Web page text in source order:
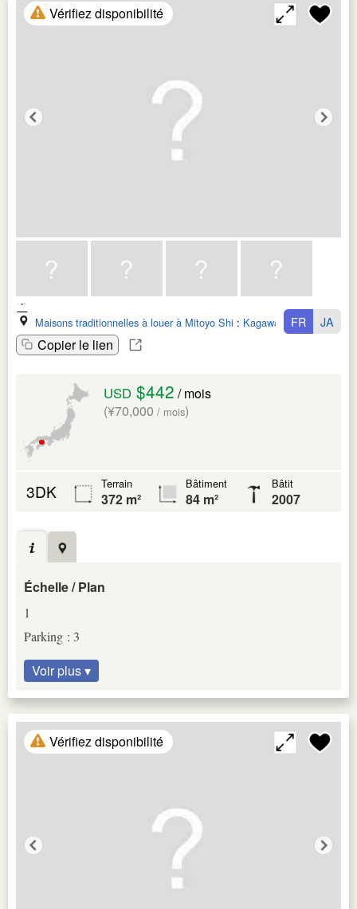
Vérifiez disponibilité
Maisons traditionnelles à louer à Mitoyo Shi : Kagawa Ken
Copier le lien
FR JA
USD $442 / mois
(¥70,000 / mois)
3DK Terrain
372 m²
Bâtiment
84 m²
Bâtit
2007
Échelle / Plan
1
Parking : 3
Voir plus ▾
Vérifiez disponibilité